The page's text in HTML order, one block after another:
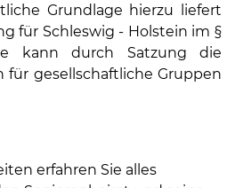
Grundlage hierzu liefert
für Schleswig - Holstein im §
kann durch Satzung die
für gesellschaftliche Gruppen
erfahren Sie alles